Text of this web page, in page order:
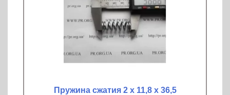
Пружина сжатия 2 х 11,8 х 36,5